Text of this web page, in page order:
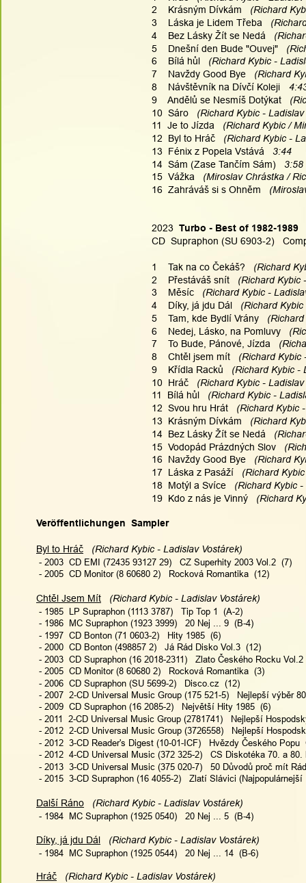
2    Krásným Dívkám
(Richard
3    Láska je Lidem Třeba
4    Bez Lásky Žít se Nedá
5    Dnešní den Bude "Ouvej"
6    Bílá hůl
(Richard Kybic -
7    Navždy Good Bye
(Richard
8    Návštěvník na Dívčí Koleji
9    Andělů se Nesmíš Dotýkat
10  Sáro
(Richard Kybic -
11  Je to Jízda
(Richard Kybic /
12  Byl to Hráč
(Richard Kybic -
13  Fénix z Popela Vstává 3:44
14  Sám (Zase Tančím Sám) 3:58
15  Vážka
(Miroslav Chrástka /
16  Zahráváš si s Ohněm
2023 Turbo - Best of 1982-1989
CD  Supraphon (SU 6903-2)
1    Tak na co Čekáš?
(Richard
2    Přestáváš snít
(Richard Kybic
3    Měsíc
(Richard Kybic -
4    Díky, já jdu Dál
(Richard Kybic
5    Tam, kde Bydlí Vrány
6    Nedej, Lásko, na Pomluvy
7    To Bude, Pánové, Jízda
8    Chtěl jsem mít
(Richard Kybic
9    Křídla Racků
(Richard Kybic -
10  Hráč
(Richard Kybic -
11  Bílá hůl
(Richard Kybic -
12  Svou hru Hrát
(Richard Kybic
13  Krásným Dívkám
(Richard
14  Bez Lásky Žít se Nedá
15  Vodopád Prázdných Slov
16  Navždy Good Bye
(Richard
17  Láska z Pasáží
(Richard
18  Motýl a Svíce
(Richard Kybic
19  Kdo z nás je Vinný
(Richard
Veröffentlichungen  Sampler
Byl to Hráč
   (Richard Kybic - Ladislav Vostárek)
- 2003  CD EMI (72435 93127 29)   CZ Superhity 2003 Vol.2  (7)
- 2005  CD Monitor (8 60680 2)   Rocková Romantika  (12)
Chtěl Jsem Mít
   (Richard Kybic - Ladislav Vostárek)
- 1985  LP Supraphon (1113 3787)   Tip Top 1  (A-2)
- 1986  MC Supraphon (1923 3999)   20 Nej ... 9  (B-4)
- 1997  CD Bonton (71 0603-2)   Hity 1985  (6)
- 2000  CD Bonton (498857 2)   Já Rád Disko Vol.3  (12)
- 2003  CD Supraphon (16 2018-2311)   Zlato Českého Rocku Vol.2
- 2005  CD Monitor (8 60680 2)   Rocková Romantika  (3)
- 2006  CD Supraphon (SU 5699-2)   Disco.cz  (12)
- 2007  2-CD Universal Music Group (175 521-5)   Nejlepší výběr
- 2009  CD Supraphon (16 2085-2)   Největší Hity 1985  (6)
- 2011  2-CD Universal Music Group (2781741)   Nejlepší
- 2012  2-CD Universal Music Group (3726558)   Nejlepší
- 2012  3-CD Reader's Digest (10-01-ICF)   Hvězdy Českého Popu
- 2012  4-CD Universal Music (372 325-2)   CS Diskotéka 70. a 80.
- 2013  3-CD Universal Music (375 020-7)   50 Důvodů proč mít
- 2015  3-CD Supraphon (16 4055-2)   Zlatí Slávici
Další Ráno
   (Richard Kybic - Ladislav Vostárek)
- 1984  MC Supraphon (1925 0540)   20 Nej ... 5  (B-4)
Díky, já jdu Dál
   (Richard Kybic - Ladislav Vostárek)
- 1984  MC Supraphon (1925 0544)   20 Nej ... 14  (B-6)
Hráč
   (Richard Kybic - Ladislav Vostárek)